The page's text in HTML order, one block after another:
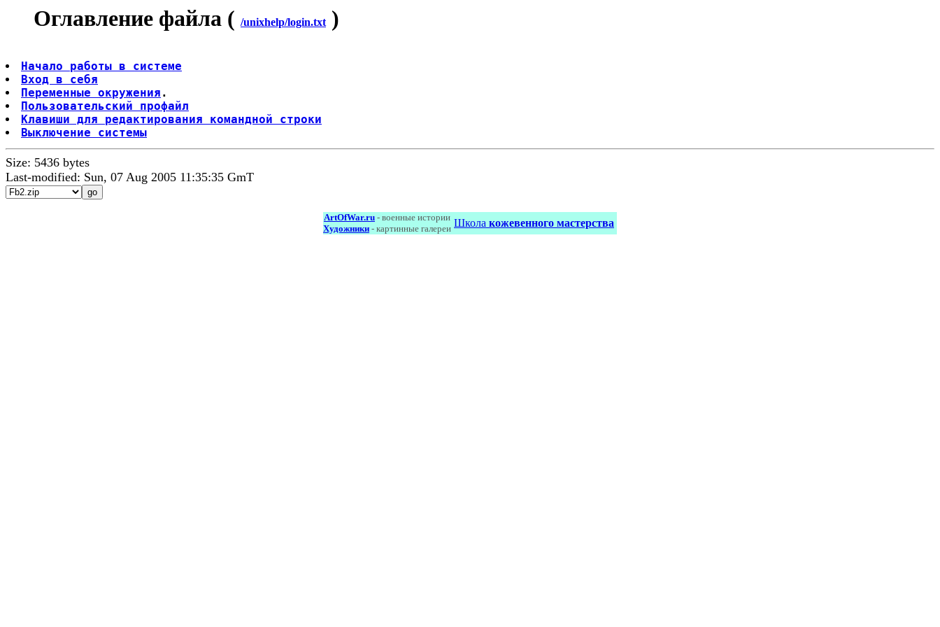
Оглавление файла ( /unixhelp/login.txt )
Начало работы в системе
Вход в себя
Переменные окружения
Пользовательский профайл
Клавиши для редактирования командной строки
Выключение системы
Size: 5436 bytes
Last-modified: Sun, 07 Aug 2005 11:35:35 GmT
ArtOfWar.ru - военные истории
Художники - картинные галереи Школа кожевенного мастерства